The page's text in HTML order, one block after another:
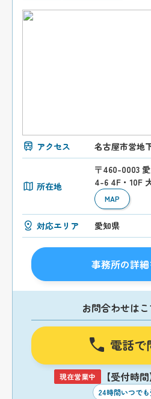
アクセス 名古屋市営地
所在地
〒460-0003
4-6 4F・10F
MAP
対応エリア 愛知県
事務所の詳細
お問合わせは
電話で
現在営業中 【受付時
24時間いつで